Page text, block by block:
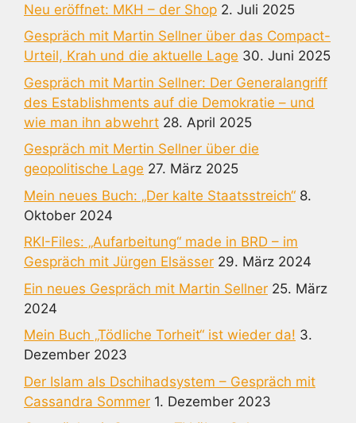
Neu eröffnet: MKH – der Shop 2. Juli 2025
Gespräch mit Martin Sellner über das Compact-
Urteil, Krah und die aktuelle Lage 30. Juni 2025
Gespräch mit Martin Sellner: Der Generalangriff
des Establishments auf die Demokratie – und
wie man ihn abwehrt 28. April 2025
Gespräch mit Mertin Sellner über die
geopolitische Lage 27. März 2025
Mein neues Buch: „Der kalte Staatsstreich“ 8.
Oktober 2024
RKI-Files: „Aufarbeitung“ made in BRD – im
Gespräch mit Jürgen Elsässer 29. März 2024
Ein neues Gespräch mit Martin Sellner 25. März
2024
Mein Buch „Tödliche Torheit“ ist wieder da! 3.
Dezember 2023
Der Islam als Dschihadsystem – Gespräch mit
Cassandra Sommer 1. Dezember 2023